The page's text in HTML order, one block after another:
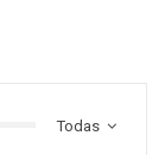
Todas